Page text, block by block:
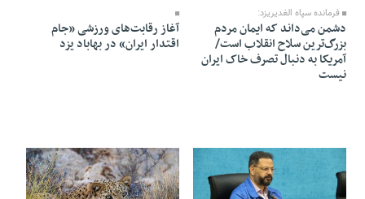
فرمانده سپاه الغدیریزد:
دشمن می‌داند که ایمان مردم
بزرگ‌ترین سلاح انقلاب است/
آمریکا به دنبال تصرف خاک ایران
نیست
آغاز رقابت‌های ورزشی «جام
اقتدار ایران» در بهاباد یزد